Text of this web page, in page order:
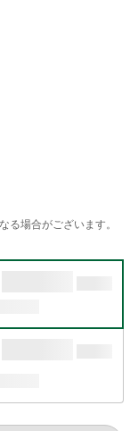
る場合がございます。